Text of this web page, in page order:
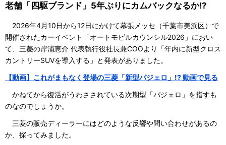
老舗「四駆ブランド」5年ぶりにカムバックなるか!?
2026年4月10日から12日にかけて幕張メッセ（千葉市美浜区）で
開催されたカーイベント「オートモビルカウンシル2026」におい
て、三菱の岸浦恵介 代表執行役社長兼COOより「年内に新型クロス
カントリーSUVを導入する」と発表がありました。
【動画】これがまもなく登場の三菱「新型パジェロ」!? 動画で見る
かねてから復活がうわさされている次期型「パジェロ」を指すも
のなのでしょうか。
三菱の販売ディーラーにはどのような反響や問い合わせがあるの
か、探ってみました。